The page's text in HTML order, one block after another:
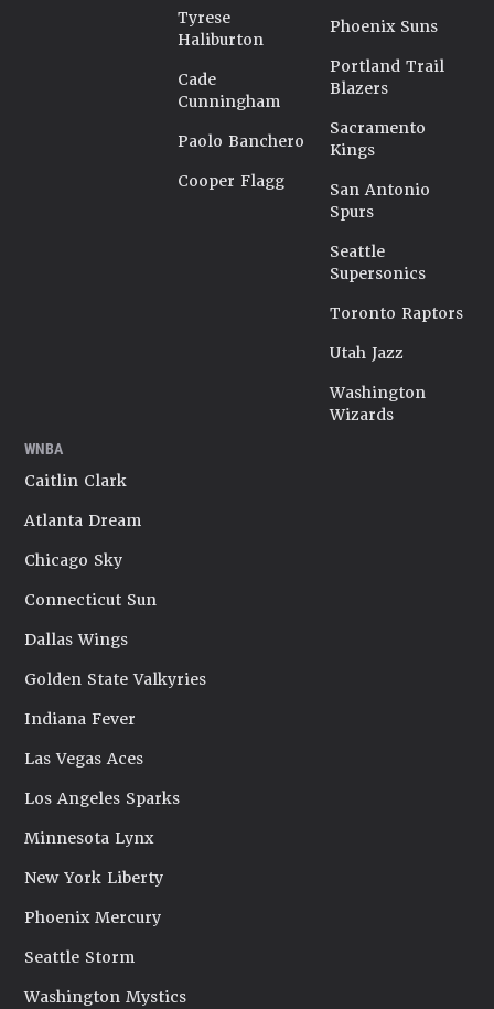
Tyrese
Haliburton
Cade
Cunningham
Paolo Banchero
Cooper Flagg
Phoenix Suns
Portland Trail
Blazers
Sacramento
Kings
San Antonio
Spurs
Seattle
Supersonics
Toronto Raptors
Utah Jazz
Washington
Wizards
WNBA
Caitlin Clark
Atlanta Dream
Chicago Sky
Connecticut Sun
Dallas Wings
Golden State Valkyries
Indiana Fever
Las Vegas Aces
Los Angeles Sparks
Minnesota Lynx
New York Liberty
Phoenix Mercury
Seattle Storm
Washington Mystics